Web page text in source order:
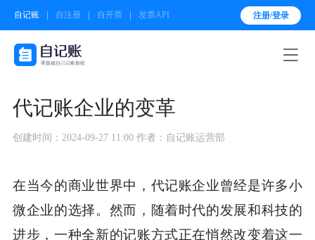
自记账 自注册 自开票 发票API 注册/登录

代记账企业的变革
创建时间：2024-09-27 11:00 作者：自记账运营部
在当今的商业世界中，代记账企业曾经是许多小
微企业的选择。然而，随着时代的发展和科技的
进步，一种全新的记账方式正在悄然改变着这一